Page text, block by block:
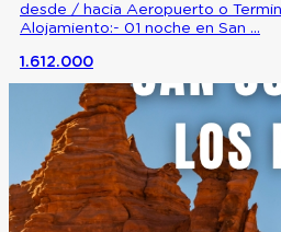
desde / hacia Aeropuerto o
Alojamiento:- 01 noche en San ...
1.612.000